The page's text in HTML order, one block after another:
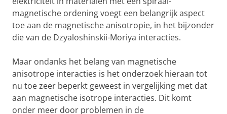
magnetische ordening voegt een belangrijk aspect
toe aan de magnetische anisotropie, in het bijzonder
die van de Dzyaloshinskii-Moriya interacties.
Maar ondanks het belang van magnetische
anisotrope interacties is het onderzoek hieraan tot
nu toe zeer beperkt geweest in vergelijking met dat
aan magnetische isotrope interacties. Dit komt
onder meer door problemen in de